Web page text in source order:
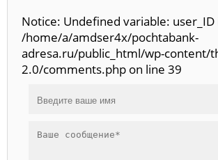
Notice: Undefined variable: user_ID
/home/a/amdser4x/pochtabank-
adresa.ru/public_html/wp-content/
2.0/comments.php on line 39